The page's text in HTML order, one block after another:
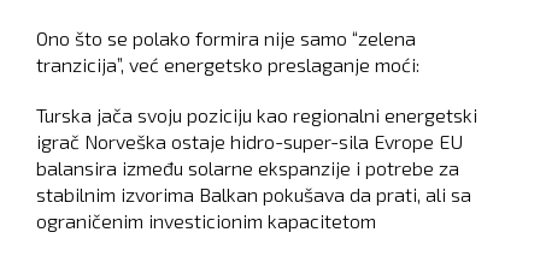
Ono što se polako formira nije samo “zelena
tranzicija”, već energetsko preslaganje moći:
Turska jača svoju poziciju kao regionalni energetski
igrač Norveška ostaje hidro-super-sila Evrope EU
balansira između solarne ekspanzije i potrebe za
stabilnim izvorima Balkan pokušava da prati, ali sa
ograničenim investicionim kapacitetom